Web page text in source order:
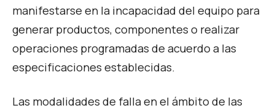
manifestarse en la incapacidad del equipo para
generar productos, componentes o realizar
operaciones programadas de acuerdo a las
especificaciones establecidas.
Las modalidades de falla en el ámbito de las